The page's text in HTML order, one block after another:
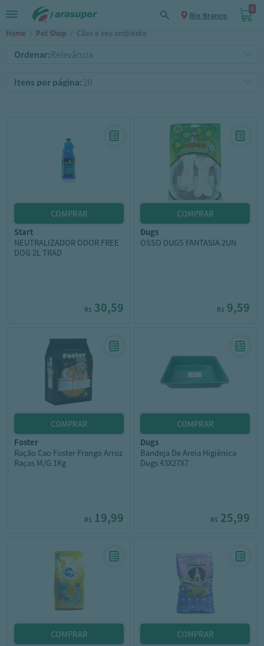
Rio Branco
0
Home / Pet Shop / Cães e seu ambiente
Ordenar:
Itens por página:
start
NEUTRALIZADOR ODOR FREE
DOG 2L TRAD
R$ 30,59
dugs
OSSO DUGS FANTASIA 2UN
R$ 9,59
foster
Ração Cao Foster Frango Arroz
Raças M/G 1Kg
R$ 19,99
dugs
Bandeja De Areia Higiênica
Dugs 43X27X7
R$ 25,99